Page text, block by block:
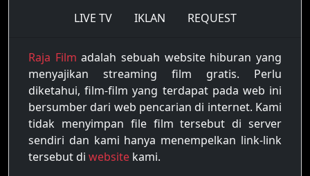
LIVE TV
IKLAN REQUEST
Raja Film adalah sebuah website hiburan yang
menyajikan streaming film gratis. Perlu
diketahui, film-film yang terdapat pada web ini
bersumber dari web pencarian di internet. Kami
tidak menyimpan file film tersebut di server
sendiri dan kami hanya menempelkan link-link
tersebut di website kami.